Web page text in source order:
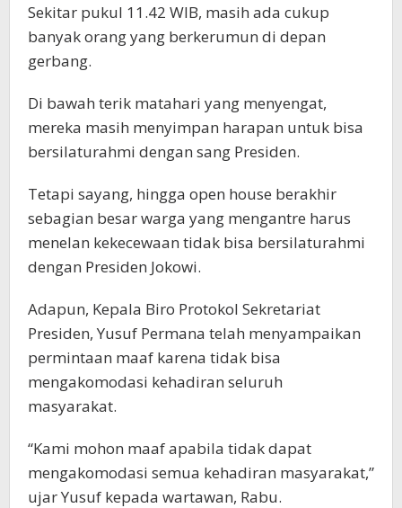
Sekitar pukul 11.42 WIB, masih ada cukup
banyak orang yang berkerumun di depan
gerbang.
Di bawah terik matahari yang menyengat,
mereka masih menyimpan harapan untuk bisa
bersilaturahmi dengan sang Presiden.
Tetapi sayang, hingga open house berakhir
sebagian besar warga yang mengantre harus
menelan kekecewaan tidak bisa bersilaturahmi
dengan Presiden Jokowi.
Adapun, Kepala Biro Protokol Sekretariat
Presiden, Yusuf Permana telah menyampaikan
permintaan maaf karena tidak bisa
mengakomodasi kehadiran seluruh
masyarakat.
“Kami mohon maaf apabila tidak dapat
mengakomodasi semua kehadiran masyarakat,”
ujar Yusuf kepada wartawan, Rabu.